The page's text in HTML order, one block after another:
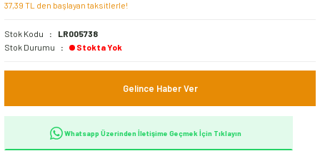
37,39 TL den başlayan taksitlerle!
Stok Kodu
LR005738
Stok Durumu
Stokta Yok
Gelince Haber Ver
Whatsapp Üzerinden İletişime Geçmek İçin Tıklayın